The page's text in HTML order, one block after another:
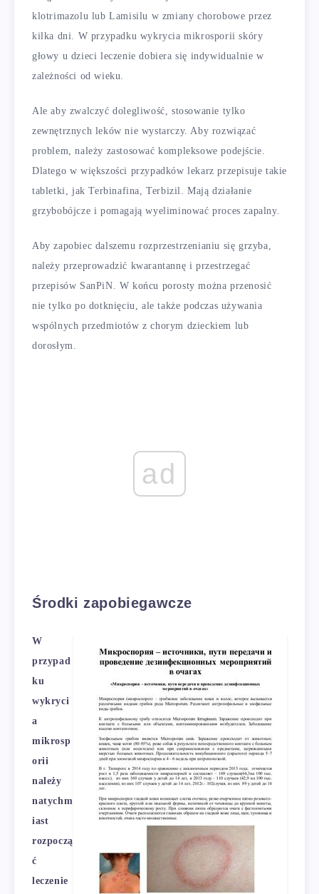
klotrimazolu lub Lamisilu w zmiany chorobowe przez
kilka dni. W przypadku wykrycia mikrosporii skóry
głowy u dzieci leczenie dobiera się indywidualnie w
zależności od wieku.
Ale aby zwalczyć dolegliwość, stosowanie tylko
zewnętrznych leków nie wystarczy. Aby rozwiązać
problem, należy zastosować kompleksowe podejście.
Dlatego w większości przypadków lekarz przepisuje takie
tabletki, jak Terbinafina, Terbizil. Mają działanie
grzybobójcze i pomagają wyeliminować proces zapalny.
Aby zapobiec dalszemu rozprzestrzenianiu się grzyba,
należy przeprowadzić kwarantannę i przestrzegać
przepisów SanPiN. W końcu porosty można przenosić
nie tylko po dotknięciu, ale także podczas używania
wspólnych przedmiotów z chorym dzieckiem lub
dorosłym.
ad
Środki zapobiegawcze
W
przypad
ku
wykryci
a
mikrosp
orii
należy
natychm
iast
rozpoczą
ć
leczenie